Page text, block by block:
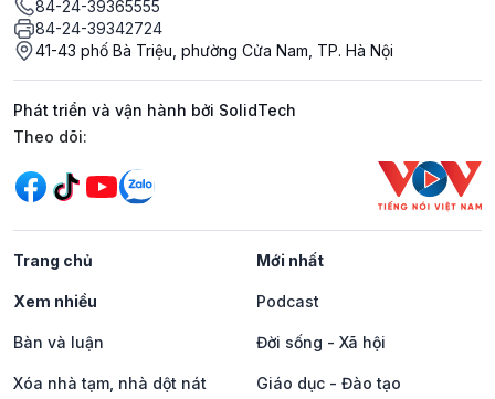
84-24-39365555
84-24-39342724
41-43 phố Bà Triệu, phường Cửa Nam, TP. Hà Nội
Phát triển và vận hành bởi SolidTech
Mạng xã hội
Theo dõi:
Trang chủ Mới nhất
Xem nhiều Podcast
Bàn và luận Đời sống - Xã hội
Xóa nhà tạm, nhà dột nát Giáo dục - Đào tạo